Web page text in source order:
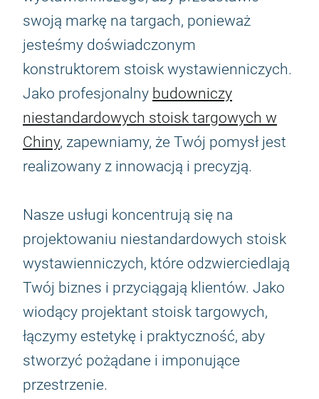
swoją markę na targach, ponieważ
jesteśmy doświadczonym
konstruktorem stoisk wystawienniczych.
Jako profesjonalny budowniczy
niestandardowych stoisk targowych w
Chiny, zapewniamy, że Twój pomysł jest
realizowany z innowacją i precyzją.
Nasze usługi koncentrują się na
projektowaniu niestandardowych stoisk
wystawienniczych, które odzwierciedlają
Twój biznes i przyciągają klientów. Jako
wiodący projektant stoisk targowych,
łączymy estetykę i praktyczność, aby
stworzyć pożądane i imponujące
przestrzenie.